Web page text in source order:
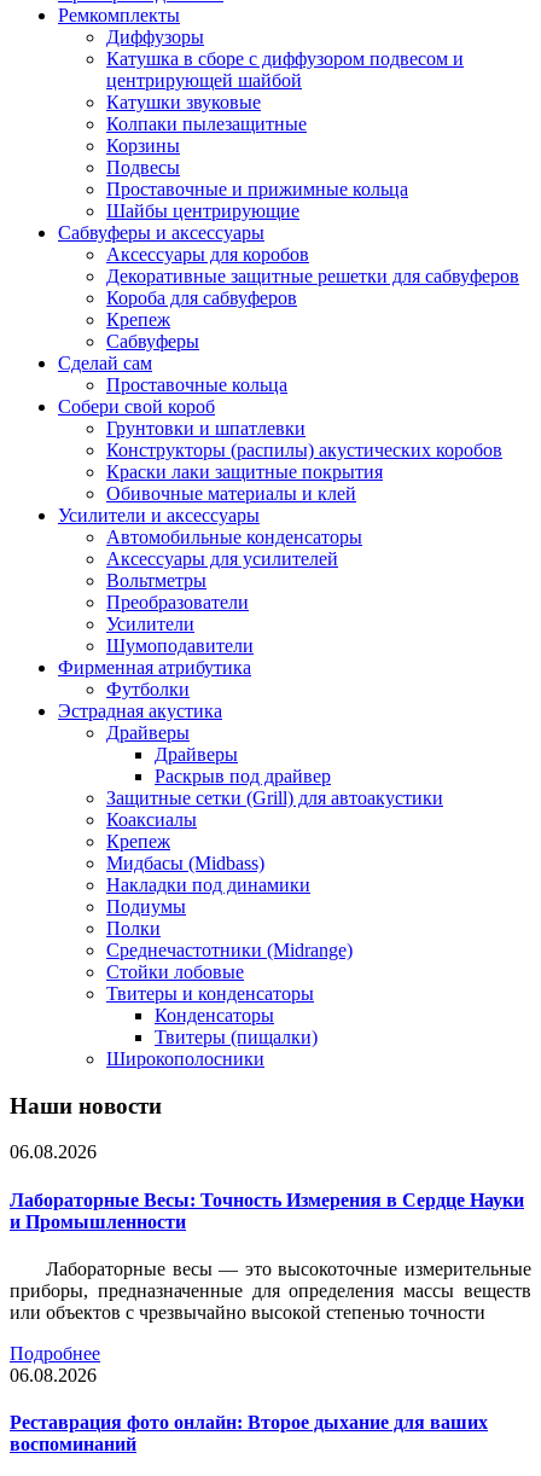
Ремкомплекты
Диффузоры
Катушка в сборе с диффузором подвесом и
центрирующей шайбой
Катушки звуковые
Колпаки пылезащитные
Корзины
Подвесы
Проставочные и прижимные кольца
Шайбы центрирующие
Сабвуферы и аксессуары
Аксессуары для коробов
Декоративные защитные решетки для сабвуферов
Короба для сабвуферов
Крепеж
Сабвуферы
Сделай сам
Проставочные кольца
Собери свой короб
Грунтовки и шпатлевки
Конструкторы (распилы) акустических коробов
Краски лаки защитные покрытия
Обивочные материалы и клей
Усилители и аксессуары
Автомобильные конденсаторы
Аксессуары для усилителей
Вольтметры
Преобразователи
Усилители
Шумоподавители
Фирменная атрибутика
Футболки
Эстрадная акустика
Драйверы
Драйверы
Раскрыв под драйвер
Защитные сетки (Grill) для автоакустики
Коаксиалы
Крепеж
Мидбасы (Midbass)
Накладки под динамики
Подиумы
Полки
Среднечастотники (Midrange)
Стойки лобовые
Твитеры и конденсаторы
Конденсаторы
Твитеры (пищалки)
Широкополосники
Наши новости
06.08.2026
Лабораторные Весы: Точность Измерения в Сердце Науки
и Промышленности
Лабораторные весы — это высокоточные измерительные
приборы, предназначенные для определения массы веществ
или объектов с чрезвычайно высокой степенью точности
Подробнее
06.08.2026
Реставрация фото онлайн: Второе дыхание для ваших
воспоминаний